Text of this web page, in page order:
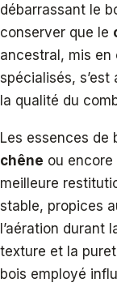
débarrassant le
conserver que le
ancestral, mis
spécialisés,
la qualité du
Les essences de
chêne ou encore
meilleure
stable, propices
l’aération durant
texture et la
bois employé